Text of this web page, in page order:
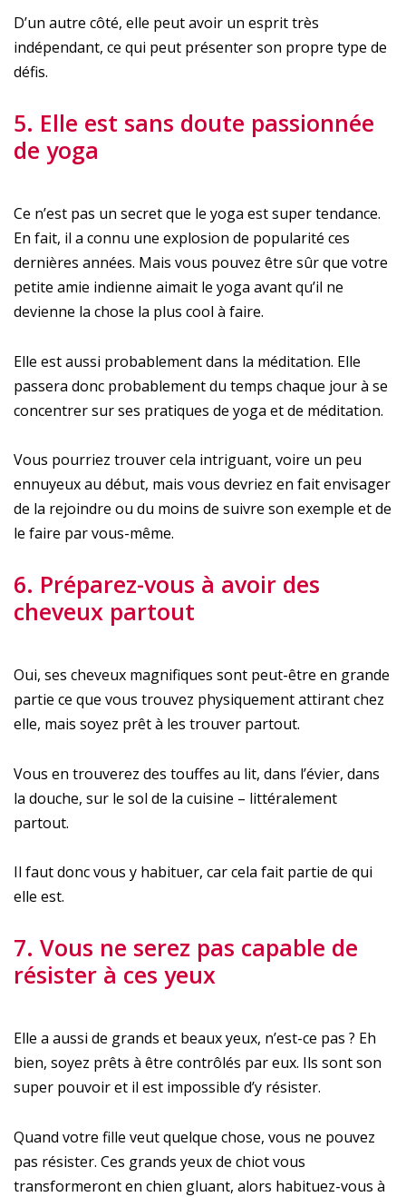
D’un autre côté, elle peut avoir un esprit très
indépendant, ce qui peut présenter son propre type de
défis.
5. Elle est sans doute passionnée
de yoga
Ce n’est pas un secret que le yoga est super tendance.
En fait, il a connu une explosion de popularité ces
dernières années. Mais vous pouvez être sûr que votre
petite amie indienne aimait le yoga avant qu’il ne
devienne la chose la plus cool à faire.
Elle est aussi probablement dans la méditation. Elle
passera donc probablement du temps chaque jour à se
concentrer sur ses pratiques de yoga et de méditation.
Vous pourriez trouver cela intriguant, voire un peu
ennuyeux au début, mais vous devriez en fait envisager
de la rejoindre ou du moins de suivre son exemple et de
le faire par vous-même.
6. Préparez-vous à avoir des
cheveux partout
Oui, ses cheveux magnifiques sont peut-être en grande
partie ce que vous trouvez physiquement attirant chez
elle, mais soyez prêt à les trouver partout.
Vous en trouverez des touffes au lit, dans l’évier, dans
la douche, sur le sol de la cuisine – littéralement
partout.
Il faut donc vous y habituer, car cela fait partie de qui
elle est.
7. Vous ne serez pas capable de
résister à ces yeux
Elle a aussi de grands et beaux yeux, n’est-ce pas ? Eh
bien, soyez prêts à être contrôlés par eux. Ils sont son
super pouvoir et il est impossible d’y résister.
Quand votre fille veut quelque chose, vous ne pouvez
pas résister. Ces grands yeux de chiot vous
transformeront en chien gluant, alors habituez-vous à